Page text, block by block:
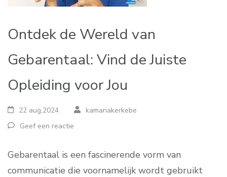
Ontdek de Wereld van
Gebarentaal: Vind de Juiste
Opleiding voor Jou
22 aug,2024
kamariakerkebe
Geef een reactie
Gebarentaal is een fascinerende vorm van
communicatie die voornamelijk wordt gebruikt